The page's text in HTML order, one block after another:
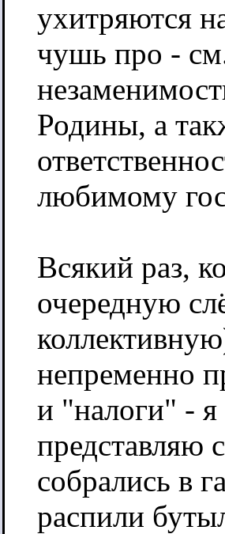
ухитряются
чушь про -
Родины, а
любимому
Всякий раз,
очередную
непременно
и "налоги" -
представляю
собрались в
распили